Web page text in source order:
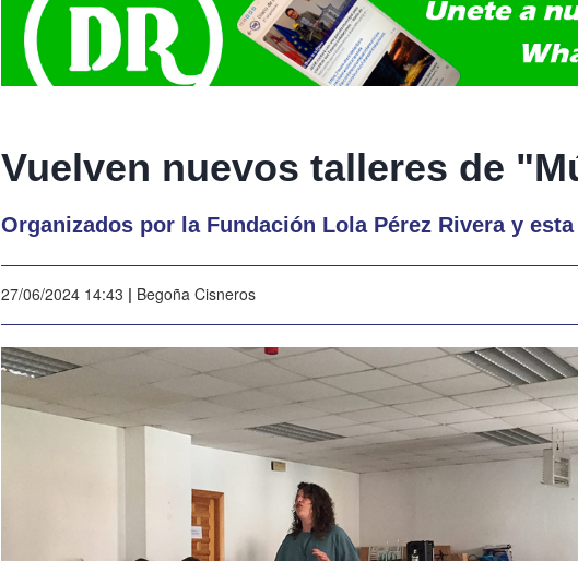
Vuelven nuevos talleres de
Organizados por la Fundación Lola Pérez Rivera y
27/06/2024 14:43 | Begoña Cisneros